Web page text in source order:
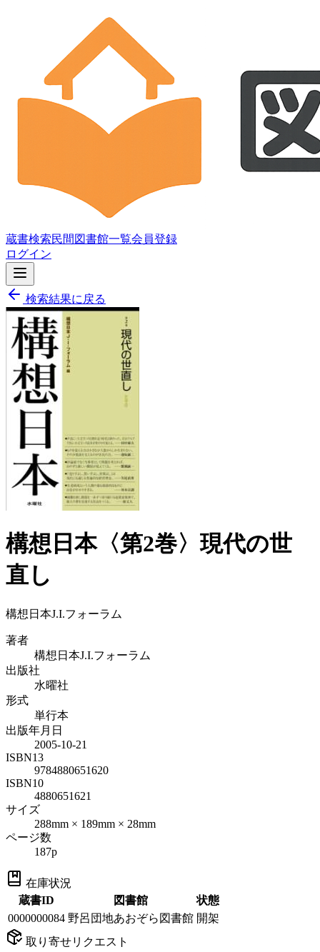
蔵書検索民間図書館一覧会員登録
ログイン
検索結果に戻る
構想日本〈第2巻〉現代の世
直し
構想日本J.I.フォーラム
著者
構想日本J.I.フォーラム
出版社
水曜社
形式
単行本
出版年月日
2005-10-21
ISBN13
9784880651620
ISBN10
4880651621
サイズ
288mm × 189mm × 28mm
ページ数
187p
在庫状況
蔵書ID
図書館
状態
0000000084 野呂団地あおぞら図書館 開架
取り寄せリクエスト